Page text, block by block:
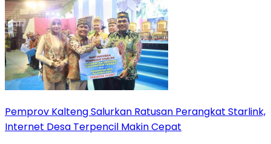
Pemprov Kalteng Salurkan Ratusan Perangkat Starlink,
Internet Desa Terpencil Makin Cepat